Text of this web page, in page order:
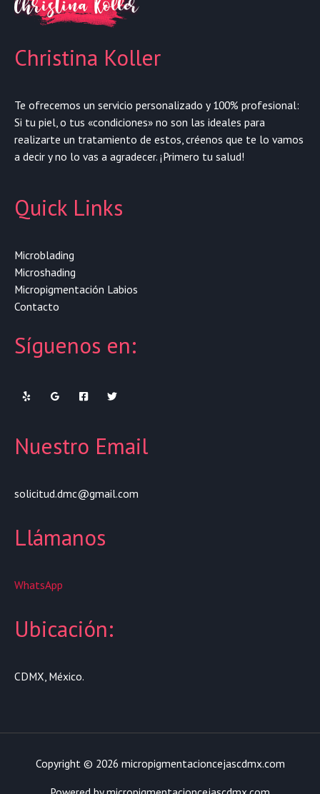
Christina Koller
Te ofrecemos un servicio personalizado y 100% profesional:
Si tu piel, o tus «condiciones» no son las ideales para
realizarte un tratamiento de estos, créenos que te lo vamos
a decir y no lo vas a agradecer. ¡Primero tu salud!
Quick Links
Microblading
Microshading
Micropigmentación Labios
Contacto
Síguenos en:
Nuestro Email
solicitud.dmc@gmail.com
Llámanos
WhatsApp
Ubicación:
CDMX, México.
Copyright © 2026 micropigmentacioncejascdmx.com